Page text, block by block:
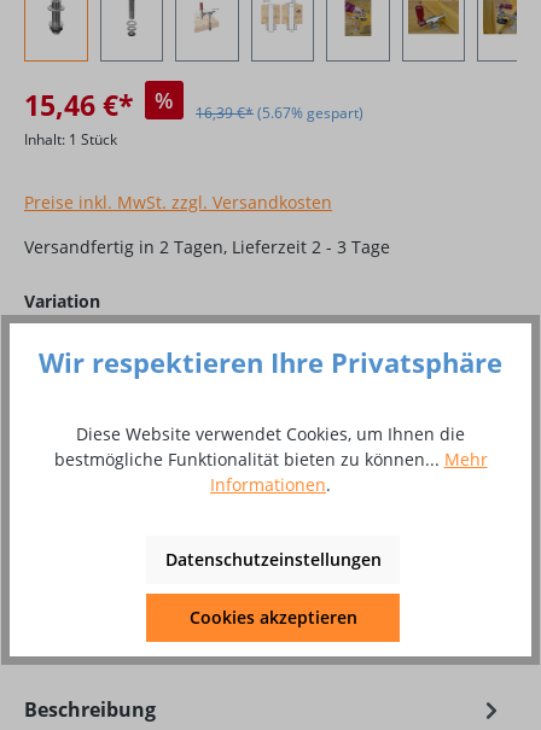
15,46 €* % 16,39 €*(5.67% gespart)
Inhalt: 1 Stück
Preise inkl. MwSt. zzgl. Versandkosten
Versandfertig in 2 Tagen, Lieferzeit 2 - 3 Tage
Variationauswählen
Produkt Anzahl: Gib den gewünschten
In den Warenkorb
8002767
Beschreibung
Wir respektieren Ihre Privatsphäre
Diese Website verwendet Cookies, um Ihnen die
bestmögliche Funktionalität bieten zu können... Mehr
Informationen.
Datenschutzeinstellungen
Cookies akzeptieren